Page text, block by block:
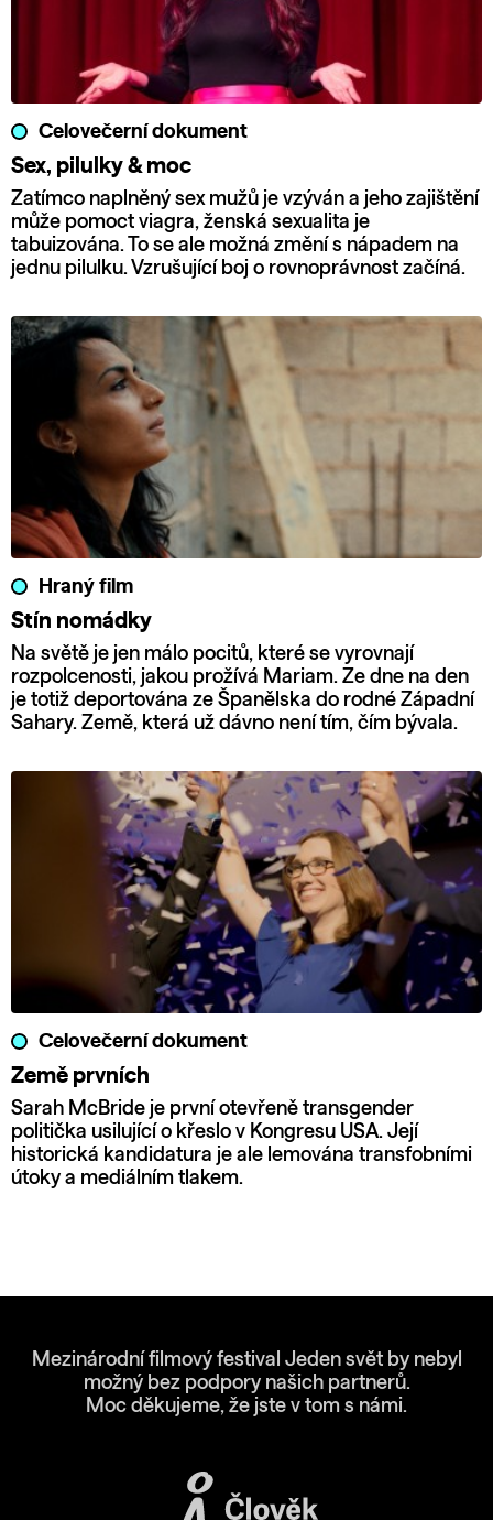
Celovečerní dokument
Sex, pilulky & moc
Zatímco naplněný sex mužů je vzýván a jeho zajištění
může pomoct viagra, ženská sexualita je
tabuizována. To se ale možná změní s nápadem na
jednu pilulku. Vzrušující boj o rovnoprávnost začíná.
Hraný film
Stín nomádky
Na světě je jen málo pocitů, které se vyrovnají
rozpolcenosti, jakou prožívá Mariam. Ze dne na den
je totiž deportována ze Španělska do rodné Západní
Sahary. Země, která už dávno není tím, čím bývala.
Celovečerní dokument
Země prvních
Sarah McBride je první otevřeně transgender
politička usilující o křeslo v Kongresu USA. Její
historická kandidatura je ale lemována transfobními
útoky a mediálním tlakem.
Mezinárodní filmový festival Jeden svět by nebyl
možný bez podpory našich partnerů.
Moc děkujeme, že jste v tom s námi.